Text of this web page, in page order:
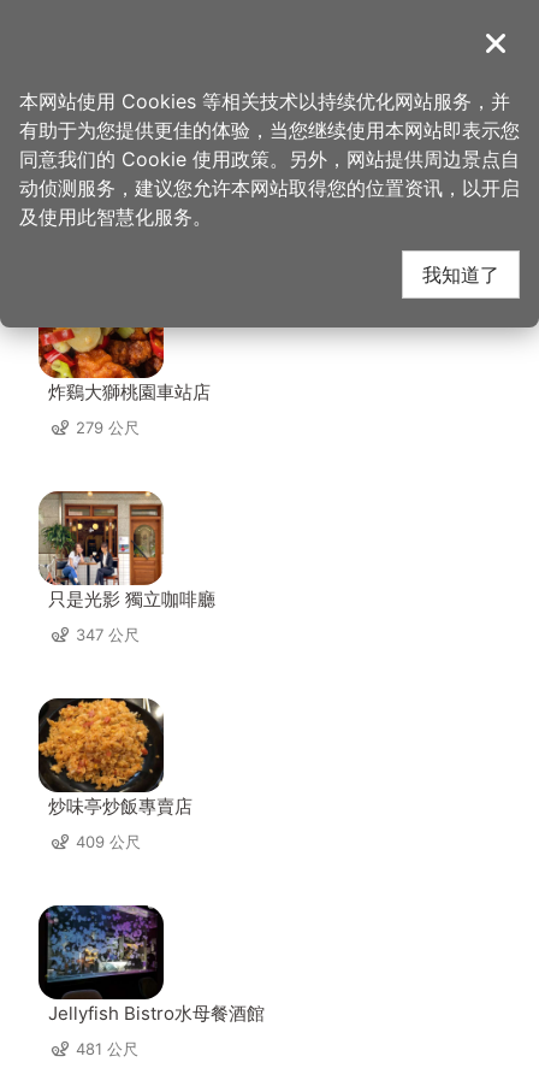
導覽
首页 > 想去的地方 > 美食、购物 > 统领广场
统领广场 周边店家
炸鷄大獅桃園車站店
279 公尺
只是光影 獨立咖啡廳
347 公尺
炒味亭炒飯專賣店
409 公尺
Jellyfish Bistro水母餐酒館
481 公尺
关闭
本网站使用 Cookies 等相关技术以持续优化网站服务，并
有助于为您提供更佳的体验，当您继续使用本网站即表示您
同意我们的 Cookie 使用政策。另外，网站提供周边景点自
动侦测服务，建议您允许本网站取得您的位置资讯，以开启
及使用此智慧化服务。
我知道了